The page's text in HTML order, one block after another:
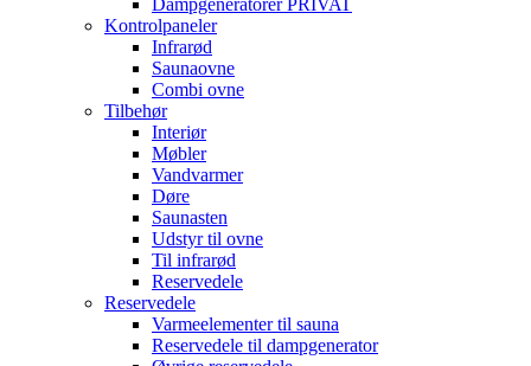
Dampgeneratorer PRIVAT
Kontrolpaneler
Infrarød
Saunaovne
Combi ovne
Tilbehør
Interiør
Møbler
Vandvarmer
Døre
Saunasten
Udstyr til ovne
Til infrarød
Reservedele
Reservedele
Varmeelementer til sauna
Reservedele til dampgenerator